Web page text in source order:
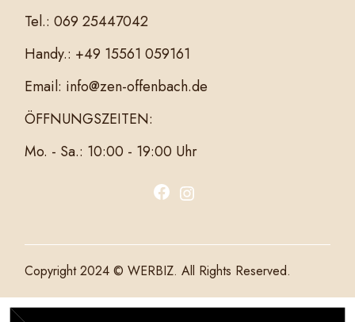
Tel.: 069 25447042
Handy.: +49 15561 059161
Email: info@zen-offenbach.de
ÖFFNUNGSZEITEN:
Mo. - Sa.: 10:00 - 19:00 Uhr
Copyright 2024 © WERBIZ. All Rights Reserved.